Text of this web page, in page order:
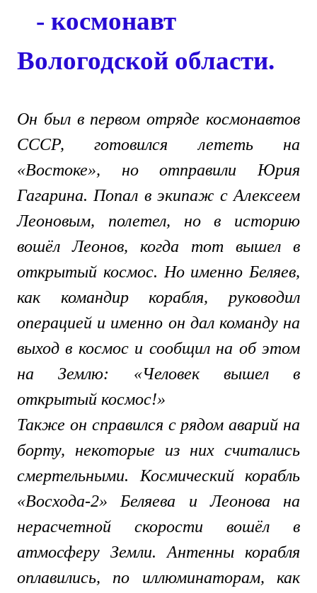
- космонавт
Вологодской области.
Он был в первом отряде космонавтов
СССР, готовился лететь на
«Востоке», но отправили Юрия
Гагарина. Попал в экипаж с Алексеем
Леоновым, полетел, но в историю
вошёл Леонов, когда тот вышел в
открытый космос. Но именно Беляев,
как командир корабля, руководил
операцией и именно он дал команду на
выход в космос и сообщил на об этом
на Землю: «Человек вышел в
открытый космос!»
Также он справился с рядом аварий на
борту, некоторые из них считались
смертельными. Космический корабль
«Восхода-2» Беляева и Леонова на
нерасчетной скорости вошёл в
атмосферу Земли. Антенны корабля
оплавились, по иллюминаторам, как